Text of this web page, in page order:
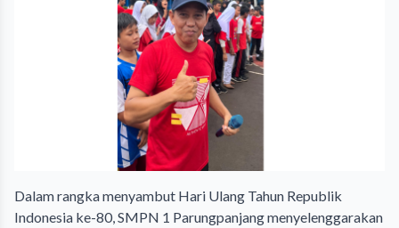
Dalam rangka menyambut Hari Ulang Tahun Republik
Indonesia ke-80, SMPN 1 Parungpanjang menyelenggarakan